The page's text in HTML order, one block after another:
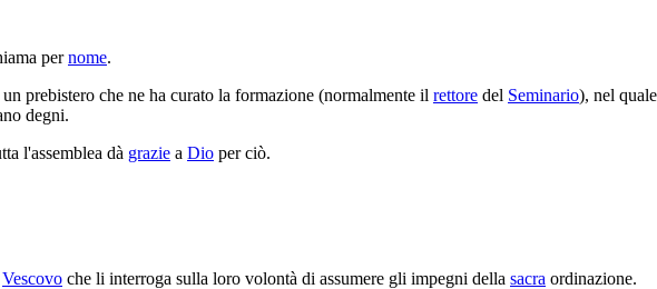
pernome.
prebistero che ne ha curato la formazione (normalmente il rettore del Seminario), nel
degni.
l'assemblea dà grazie a Dio per ciò.
Vescovo che li interroga sulla loro volontà di assumere gli impegni della sacra ordinazione.